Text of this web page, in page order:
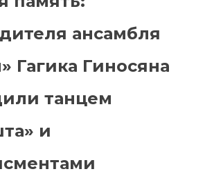
ансамбля
Гагика Гиносяна
танцем
и